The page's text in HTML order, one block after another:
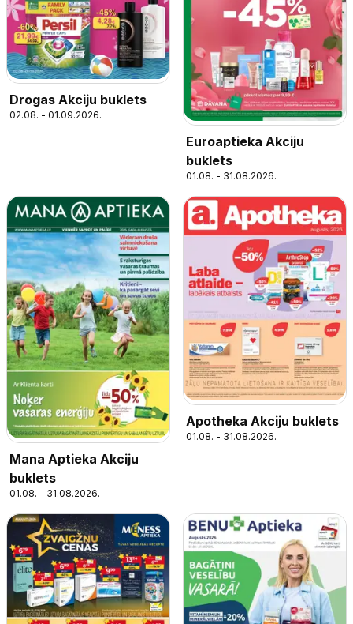
Drogas Akciju buklets
02.08. - 01.09.2026.
Euroaptieka Akciju
buklets
01.08. - 31.08.2026.
Mana Aptieka Akciju
buklets
01.08. - 31.08.2026.
Apotheka Akciju buklets
01.08. - 31.08.2026.